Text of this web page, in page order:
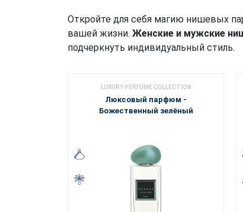
Откройте для себя магию нишевых
вашей жизни. Женские и мужские
подчеркнуть индивидуальный стиль.
LUXURY PERFUME COLLECTION
Люксовый парфюм -
Божественный зелёный